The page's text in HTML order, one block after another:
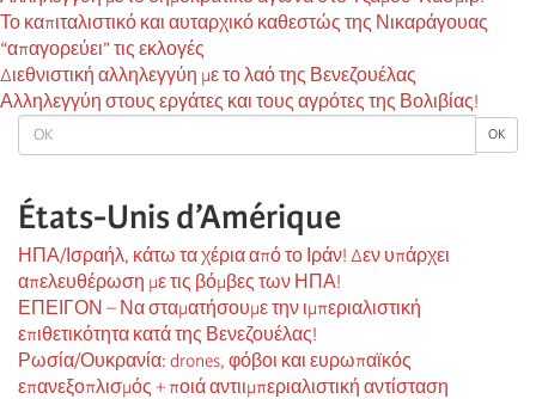
OK OK
États-Unis d’Amérique
ΗΠΑ/Ισραήλ, κάτω τα χέρια από το Ιράν! Δεν υπάρχει
απελευθέρωση με τις βόμβες των ΗΠΑ!
ΕΠΕΙΓΟΝ – Να σταματήσουμε την ιμπεριαλιστική
επιθετικότητα κατά της Βενεζουέλας!
Ρωσία/Ουκρανία: drones, φόβοι και ευρωπαϊκός
επανεξοπλισμός + ποιά αντιιμπεριαλιστική αντίσταση
Το καπιταλιστικό και αυταρχικό καθεστώς της Νικαράγουας
“απαγορεύει” τις εκλογές
Διεθνιστική αλληλεγγύη με το λαό της Βενεζουέλας
Αλληλεγγύη στους εργάτες και τους αγρότες της Βολιβίας!